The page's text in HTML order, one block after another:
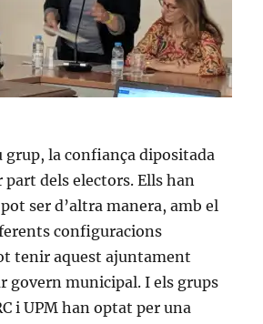
grup, la confiança dipositada
part dels electors. Ells han
ser d’altra manera, amb el
configuracions
tenir aquest ajuntament
govern municipal. I els grups
i UPM han optat per una